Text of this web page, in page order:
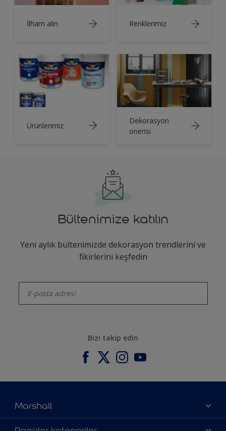
İlham alın Renklerimiz
Ürünlerimiz
Dekorasyon
onerisi
Bültenimize katılın
Yeni aylık bültenimizde dekorasyon trendlerini ve
fikirlerini keşfedin
Bizi takip edin
Marshall
Hakkımızda